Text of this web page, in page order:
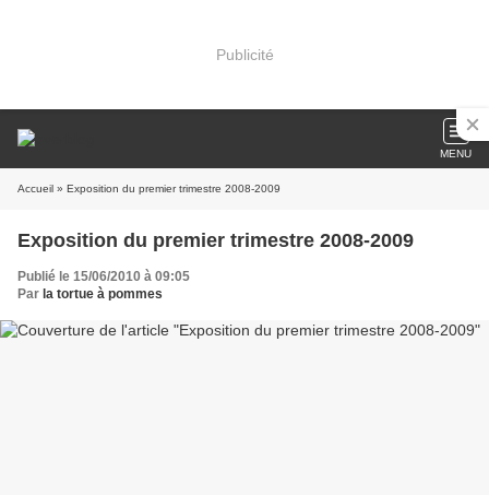
Publicité
MENU
Accueil » Exposition du premier trimestre 2008-2009
Exposition du premier trimestre 2008-2009
Publié le 15/06/2010 à 09:05
Par la tortue à pommes